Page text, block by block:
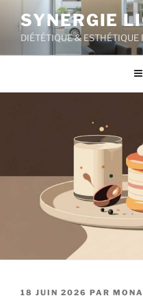
contenu
principal
SYNERGIE
DIÉTÉTIQUE & ESTHÉTIQUE
PUBLIÉ
18 JUIN 2026 PAR